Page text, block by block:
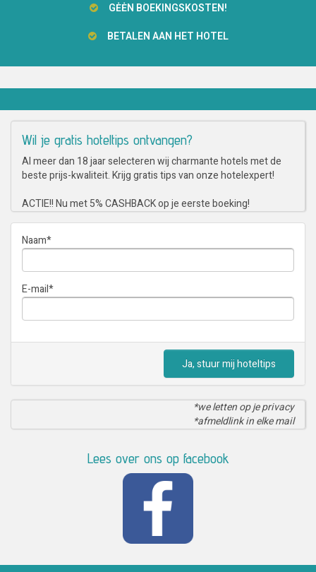
GĖĖN BOEKINGSKOSTEN!
BETALEN AAN HET HOTEL
Wil je gratis hoteltips ontvangen?
Al meer dan 18 jaar selecteren wij charmante hotels met de
beste prijs-kwaliteit. Krijg gratis tips van onze hotelexpert!
ACTIE!! Nu met 5% CASHBACK op je eerste boeking!
Naam*
E-mail*
Ja, stuur mij hoteltips
*we letten op je privacy
*afmeldlink in elke mail
Lees over ons op facebook